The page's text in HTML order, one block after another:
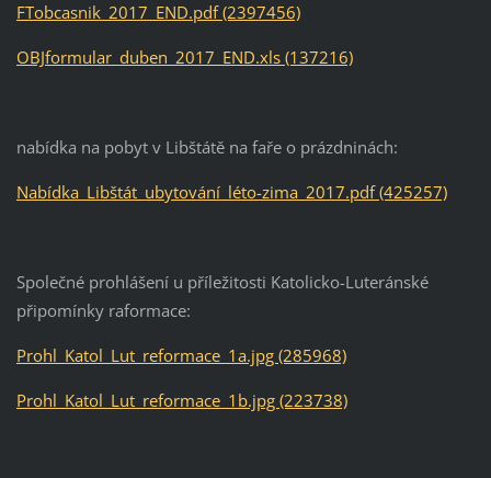
FTobcasnik_2017_END.pdf (2397456)
OBJformular_duben_2017_END.xls (137216)
nabídka na pobyt v Libštátě na faře o prázdninách:
Nabídka_Libštát_ubytování_léto-zima_2017.pdf (425257)
Společné prohlášení u příležitosti Katolicko-Luteránské
připomínky raformace:
Prohl_Katol_Lut_reformace_1a.jpg (285968)
Prohl_Katol_Lut_reformace_1b.jpg (223738)